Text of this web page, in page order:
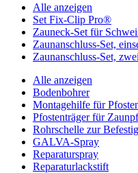
Alle anzeigen
Set Fix-Clip Pro®
Zauneck-Set für
Zaunanschluss-Set,
Zaunanschluss-Set,
Alle anzeigen
Bodenbohrer
Montagehilfe für
Pfostenträger für
Rohrschelle zur
GALVA-Spray
Reparaturspray
Reparaturlackstift